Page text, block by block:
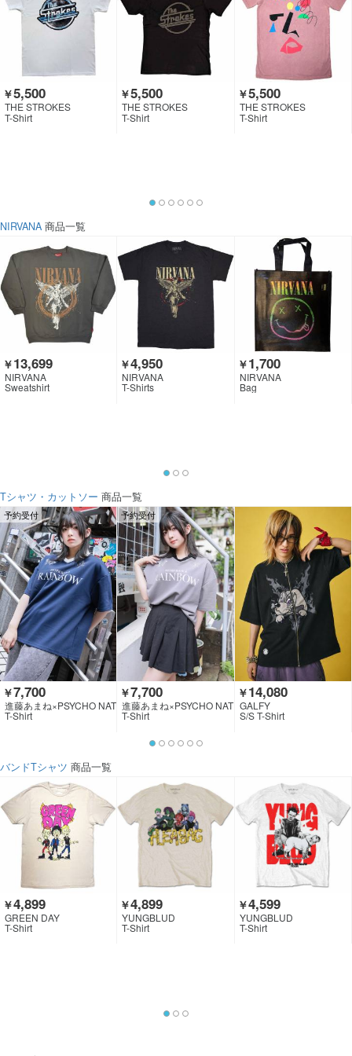
￥5,500
THE STROKES
T-Shirt
￥5,500
THE STROKES
T-Shirt
￥5,500
THE STROKES
T-Shirt
NIRVANA 商品一覧
￥13,699
NIRVANA
Sweatshirt
￥4,950
NIRVANA
T-Shirts
￥1,700
NIRVANA
Bag
Tシャツ・カットソー 商品一覧
予約受付
￥7,700
進藤あまね×PSYCHO NAT
ION×GEKIROCK CLOTHI
T-Shirt
予約受付
￥7,700
進藤あまね×PSYCHO NAT
ION×GEKIROCK CLOTHI
T-Shirt
￥14,080
GALFY
S/S T-Shirt
バンドTシャツ 商品一覧
￥4,899
GREEN DAY
T-Shirt
￥4,899
YUNGBLUD
T-Shirt
￥4,599
YUNGBLUD
T-Shirt